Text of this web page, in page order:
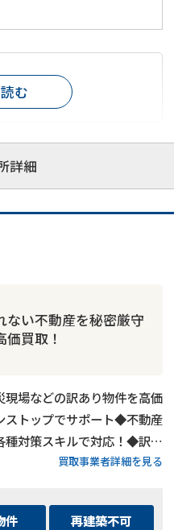
詳細
談可能
レスポンスが早い
買取可
む
ない不動産を秘密厳守
価買取！
場などの訳あり物件を高価
トップでサポート◆不動産
種対策スキルで対応！◆訳あ
買取事業者詳細を見る
件
再建築不可